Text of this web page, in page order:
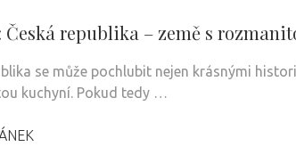
Česká republika – země s
se může pochlubit nejen krásnými
kuchyní. Pokud tedy …